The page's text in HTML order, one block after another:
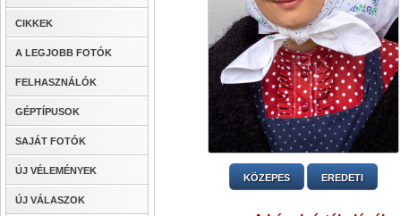
CIKKEK
A LEGJOBB FOTÓK
FELHASZNÁLÓK
GÉPTÍPUSOK
SAJÁT FOTÓK
ÚJ VÉLEMÉNYEK
ÚJ VÁLASZOK
KÖZEPES EREDETI